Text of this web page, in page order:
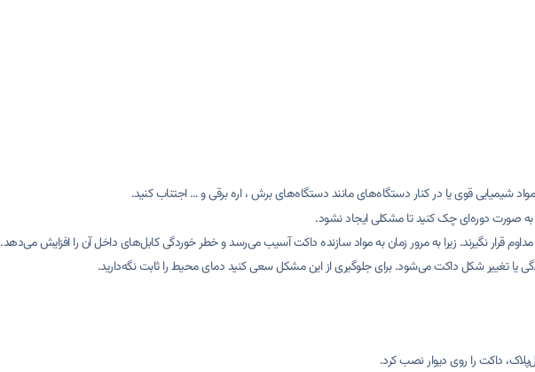
شیمیایی قوی یا در کنار دستگاه‌های مانند دستگاه‌های برش ، اره برقی و … اجتناب کنید.
صورت دوره‌ای چک کنید تا مشکلی ایجاد نشود.
قرار نگیرند. زیرا به مرور زمان به مواد سازنده داکت آسیب می‌رسد و خطر خوردگی کابل‌های داخل آن را افزایش می‌دهد.
یا تغییر شکل داکت می‌شود. برای جلوگیری از این مشکل سعی کنید دمای محیط را ثابت نگه‌دارید.
داکت را روی دیوار نصب کرد.